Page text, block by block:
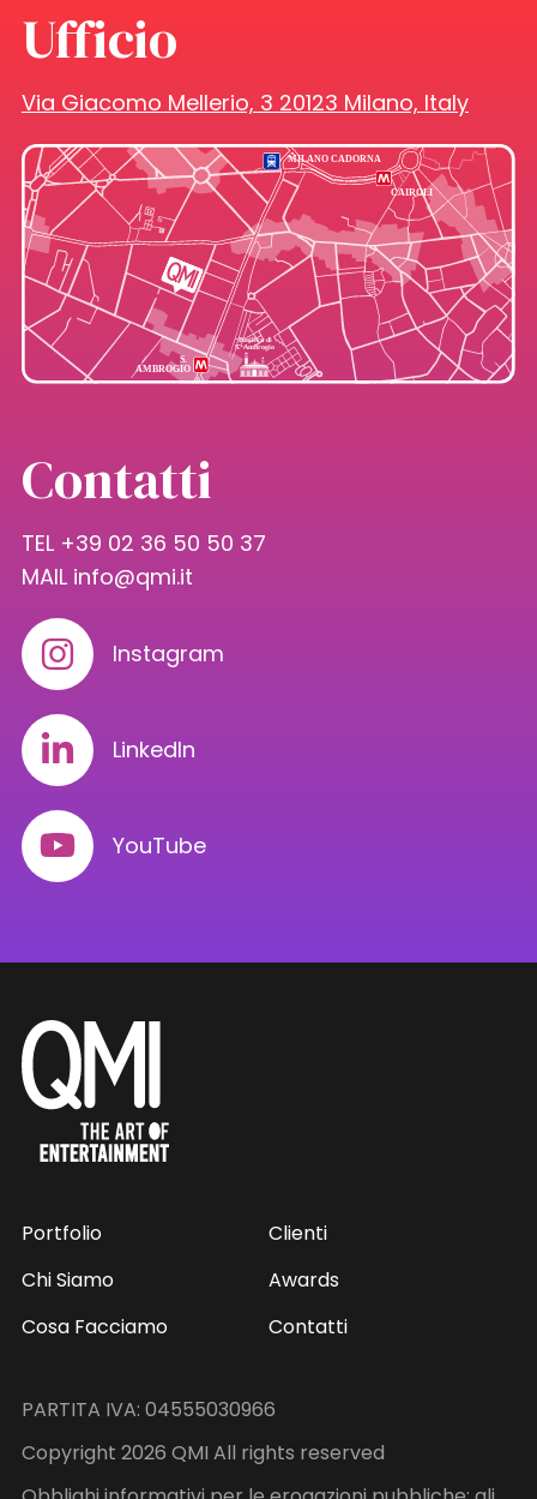
Ufficio
Via Giacomo Mellerio, 3 20123 Milano, Italy
Contatti
TEL +39 02 36 50 50 37
MAIL info@qmi.it
Instagram
LinkedIn
YouTube
Portfolio
Chi Siamo
Cosa Facciamo
Clienti
Awards
Contatti
PARTITA IVA: 04555030966
Copyright 2026 QMI All rights reserved